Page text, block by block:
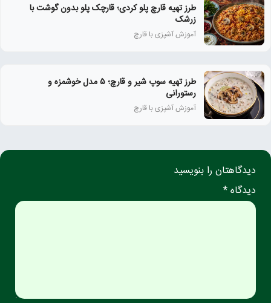
طرز تهیه قارچ پلو کردی؛ قارچک پلو بدون گوشت با
زرشک
آموزش آشپزی با قارچ
طرز تهیه سوپ شیر و قارچ؛ ۵ مدل خوشمزه و
رستورانی
آموزش آشپزی با قارچ
دیدگاهتان را بنویسید
دیدگاه *